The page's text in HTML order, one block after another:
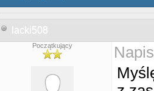
lacki508
Początkujący